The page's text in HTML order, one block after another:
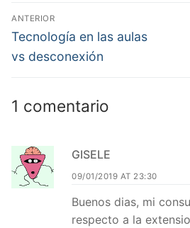
Navegación
de
entradas
ANTERIOR
Entrada
anterior:
Tecnología en las aulas
vs desconexión
1 comentario
GISELE
09/01/2019 AT 23:30
Buenos dias, mi
respecto a la